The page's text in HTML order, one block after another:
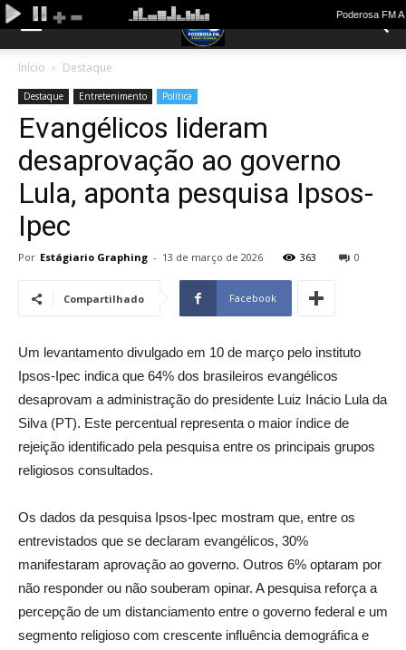
Início Destaque
Destaque Entretenimento Política
Evangélicos lideram
desaprovação ao governo
Lula, aponta pesquisa Ipsos-
Ipec
Por Estágiario Graphing - 13 de março de 2026 363 0
Compartilhado Facebook
Um levantamento divulgado em 10 de março pelo instituto
Ipsos-Ipec indica que 64% dos brasileiros evangélicos
desaprovam a administração do presidente Luiz Inácio Lula da
Silva (PT). Este percentual representa o maior índice de
rejeição identificado pela pesquisa entre os principais grupos
religiosos consultados.
Os dados da pesquisa Ipsos-Ipec mostram que, entre os
entrevistados que se declaram evangélicos, 30%
manifestaram aprovação ao governo. Outros 6% optaram por
não responder ou não souberam opinar. A pesquisa reforça a
percepção de um distanciamento entre o governo federal e um
segmento religioso com crescente influência demográfica e